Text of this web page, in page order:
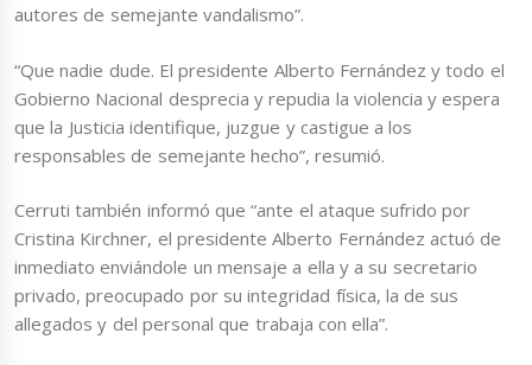
autores de semejante vandalismo”.
“Que nadie dude. El presidente Alberto Fernández y todo el
Gobierno Nacional desprecia y repudia la violencia y espera
que la Justicia identifique, juzgue y castigue a los
responsables de semejante hecho”, resumió.
Cerruti también informó que “ante el ataque sufrido por
Cristina Kirchner, el presidente Alberto Fernández actuó de
inmediato enviándole un mensaje a ella y a su secretario
privado, preocupado por su integridad física, la de sus
allegados y del personal que trabaja con ella”.